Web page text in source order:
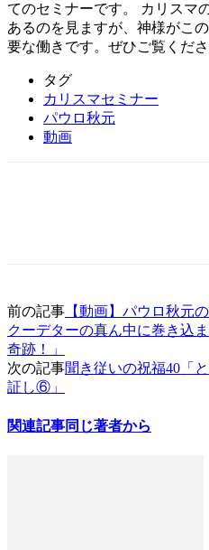
てのセミナーです。 カリスマ
あるのを見ますが、神様がこ
要な働きです。ぜひご覧くださ
タグ
カリスマセミナー
パウロ秋元
動画
前の記事 【動画】パウロ秋元
クーデターの真ん中に巻き込
奇跡！」
次の記事聞き従いの祝福40「
証し⑥」
関連記事同じ著者から